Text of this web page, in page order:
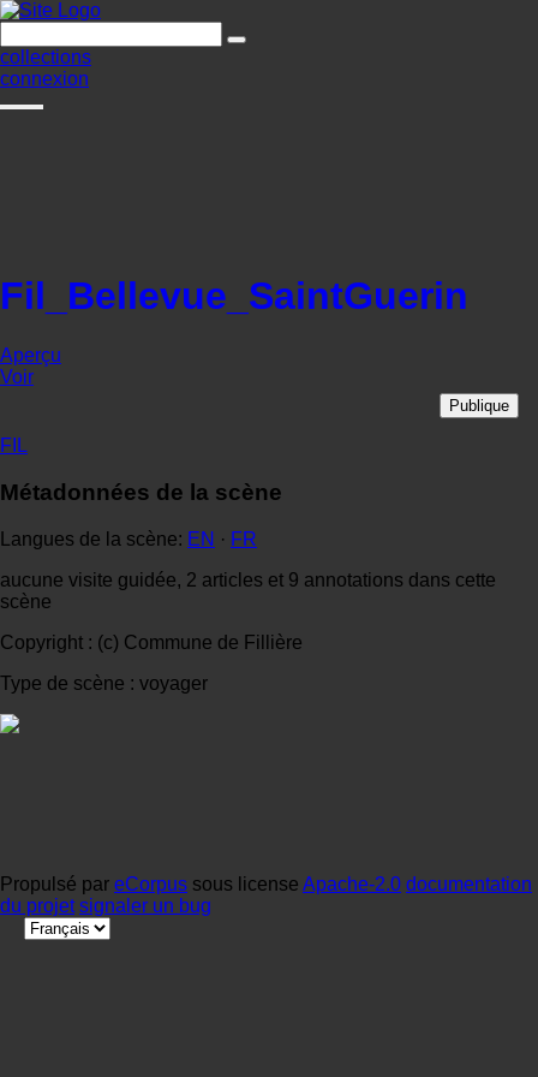
collections
connexion
Fil_Bellevue_SaintGuerin
Aperçu
Voir
Publique
FIL
Métadonnées de la scène
Langues de la scène: EN · FR
aucune visite guidée, 2 articles et 9 annotations dans cette
scène
Copyright : (c) Commune de Fillière
Type de scène : voyager
Propulsé par eCorpus sous license Apache-2.0 documentation
du projet signaler un bug